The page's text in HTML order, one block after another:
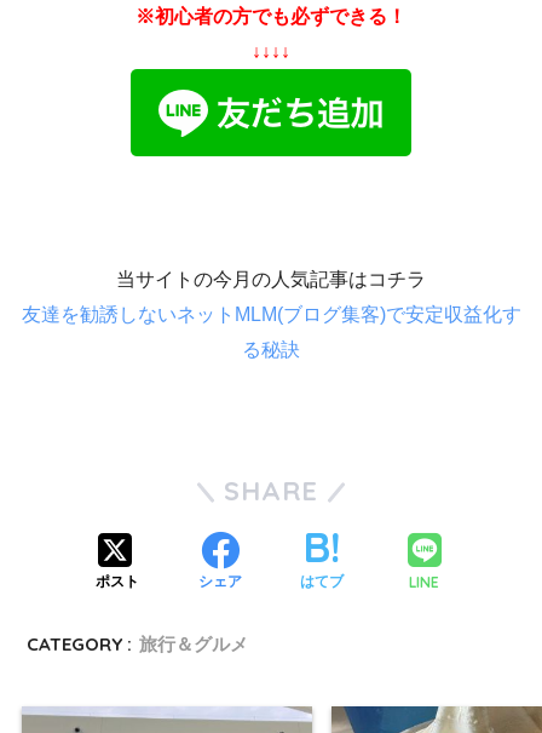
※初心者の方でも必ずできる！
↓↓↓↓
当サイトの今月の人気記事はコチラ
友達を勧誘しないネットMLM(ブログ集客)で安定収益化す
る秘訣
SHARE
ポスト シェア はてブ LINE
CATEGORY : 旅行＆グルメ